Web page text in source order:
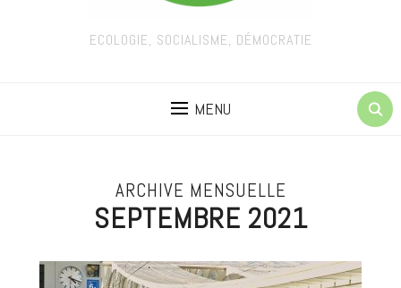
ECOLOGIE, SOCIALISME, DÉMOCRATIE
MENU
ARCHIVE MENSUELLE
SEPTEMBRE 2021